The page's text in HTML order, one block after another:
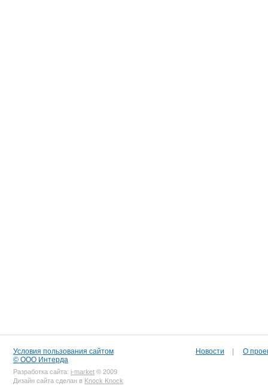
Условия пользования сайтом
© ООО Интерда
Разработка сайта: i-market © 2009
Дизайн сайта сделан в Knock Knock
Новости О